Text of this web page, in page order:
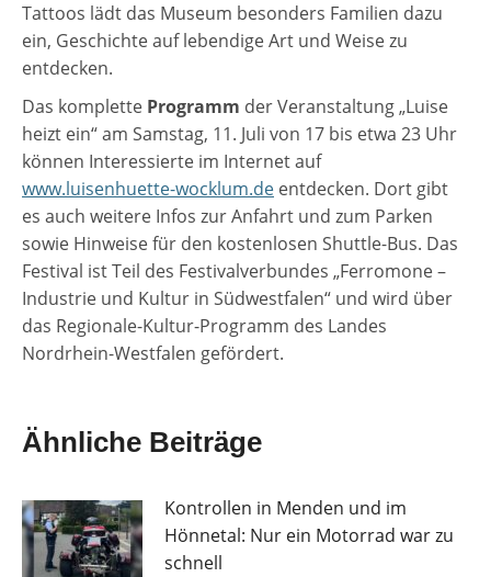
Tattoos lädt das Museum besonders Familien dazu
ein, Geschichte auf lebendige Art und Weise zu
entdecken.
Das komplette Programm der Veranstaltung „Luise
heizt ein“ am Samstag, 11. Juli von 17 bis etwa 23 Uhr
können Interessierte im Internet auf
www.luisenhuette-wocklum.de entdecken. Dort gibt
es auch weitere Infos zur Anfahrt und zum Parken
sowie Hinweise für den kostenlosen Shuttle-Bus. Das
Festival ist Teil des Festivalverbundes „Ferromone –
Industrie und Kultur in Südwestfalen“ und wird über
das Regionale-Kultur-Programm des Landes
Nordrhein-Westfalen gefördert.
Ähnliche Beiträge
Kontrollen in Menden und im
Hönnetal: Nur ein Motorrad war zu
schnell